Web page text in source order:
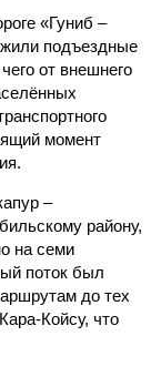
«Гуниб –
подъездные
от внешнего
момент
–
району,
на семи
поток был
до тех
Койсу, что